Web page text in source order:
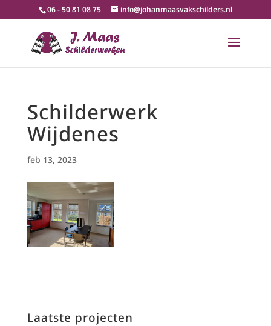
06 - 50 81 08 75 info@johanmaasvakschilders.nl
Schilderwerk
Wijdenes
feb 13, 2023
Laatste projecten